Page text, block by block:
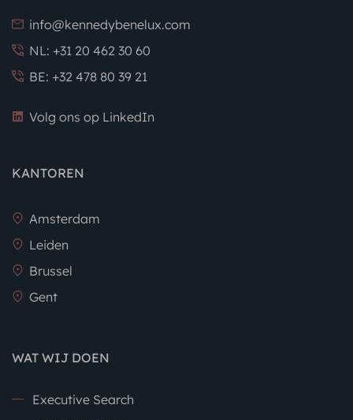
info@kennedybenelux.com
NL: +31 20 462 30 60
BE: +32 478 80 39 21
Volg ons op LinkedIn
KANTOREN
Amsterdam
Leiden
Brussel
Gent
WAT WIJ DOEN
Executive Search